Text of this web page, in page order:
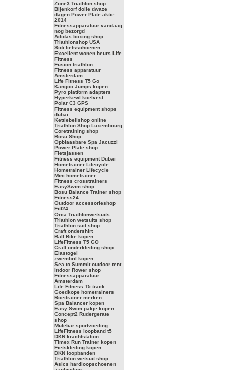
Zone3 Triathlon shop
Bijenkorf dolle dwaze
dagen Power Plate aktie
2014
Fitnessapparatuur vandaag
nog bezorgd
Adidas boxing shop
Triathlonshop USA
Sidi fietsschoenen
Excellent wonen beurs Life
Fitness
Fusion triathlon
Fitness apparatuur
Amsterdam
Life Fitness T5 Go
Kangoo Jumps kopen
Pyro platform adapters
Hyperkewl koelvest
Polar C3 GPS
Fitness equipment shops
dubai
Kettlebellshop online
Triathlon Shop Luxembourg
Coretraining shop
Bosu Shop
Opblaasbare Spa Jacuzzi
Power Plate shop
Fietsjassen
Fitness equipment Dubai
Hometrainer Lifecycle
Hometrainer Lifecycle
Mini hometrainer
Fitness crosstrainers
EasySwim shop
Bosu Balance Trainer shop
Fitness24
Outdoor accessorieshop
Fitt24
Orca Triathlonwetsuits
Triathlon wetsuits shop
Triathlon suit shop
Craft ondershirt
Ball Bike kopen
LifeFitness T5 GO
Craft onderkleding shop
Elastogel
zwembril kopen
Sea to Summit outdoor tent
Indoor Rower shop
Fitnessapparatuur
Amsterdam
Life Fitness T5 track
Goedkope hometrainers
Roeitrainer merken
Spa Balancer kopen
Easy Swim pakje kopen
Concept2 Rudergerate
shop
Mulebar sportvoeding
LifeFitness loopband t5
DKN krachtstation
Timex Run Trainer kopen
Fietskleding kopen
DKN loopbanden
Triathlon wetsuit shop
Asics hardloopschoenen